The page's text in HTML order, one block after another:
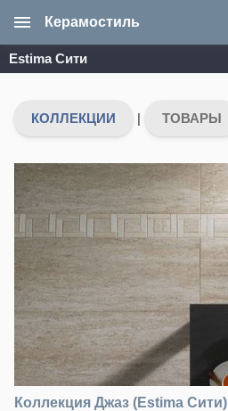
Керамостиль
Estima Сити
КОЛЛЕКЦИИ | ТОВАРЫ
Коллекция Джаз (Estima Сити)